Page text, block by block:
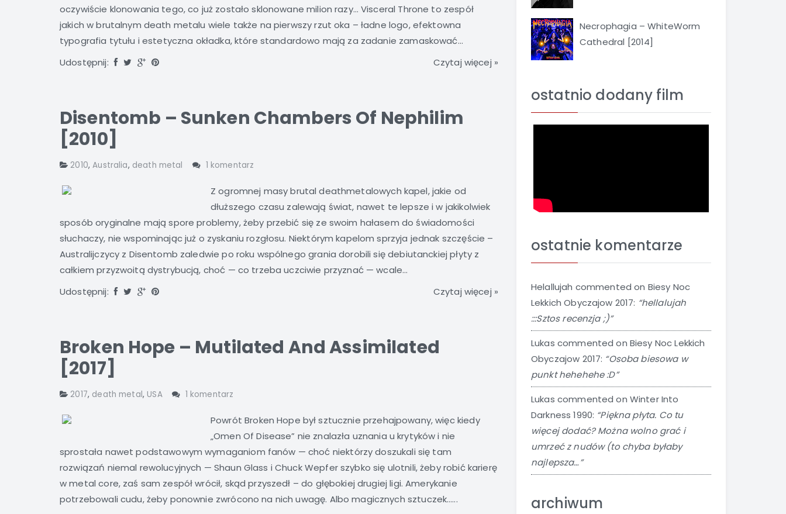
oczywiście klonowania tego, co już zostało sklonowane milion razy… Visceral Throne to zespół
jakich w brutalnym death metalu wiele także na pierwszy rzut oka – ładne logo, efektowna
typografia tytułu i estetyczna okładka, które standardowo mają za zadanie zamaskować...
Udostępnij:
Czytaj więcej »
Disentomb – Sunken Chambers Of Nephilim
[2010]
2010,Australia, death metal 1 komentarz
Z ogromnej masy brutal deathmetalowych kapel, jakie od
dłuższego czasu zalewają świat, nawet te lepsze i w jakikolwiek
sposób oryginalne mają spore problemy, żeby przebić się ze swoim hałasem do świadomości
słuchaczy, nie wspominając już o zyskaniu rozgłosu. Niektórym kapelom sprzyja jednak szczęście –
Australijczycy z Disentomb zaledwie po roku wspólnego grania dorobili się debiutanckiej płyty z
całkiem przyzwoitą dystrybucją, choć — co trzeba uczciwie przyznać — wcale...
Udostępnij:
Czytaj więcej »
Broken Hope – Mutilated And Assimilated
[2017]
2017, death metal, USA 1 komentarz
Powrót Broken Hope był sztucznie przehajpowany, więc kiedy
„Omen Of Disease” nie znalazła uznania u krytyków i nie
sprostała nawet podstawowym wymaganiom fanów — choć niektórzy doszukali się tam
rozwiązań niemal rewolucyjnych — Shaun Glass i Chuck Wepfer szybko się ulotnili, żeby robić karierę
w metal core, zaś sam zespół wrócił, skąd przyszedł – do głębokiej drugiej ligi. Amerykanie
potrzebowali cudu, żeby ponownie zwrócono na nich uwagę. Albo magicznych sztuczek…...
Necrophagia – WhiteWorm
Cathedral [2014]
ostatnio dodany film
ostatnie komentarze
Helallujah commented on Biesy Noc
Lekkich Obyczajow 2017: “hellalujah
:::Sztos recenzja ;)”
Lukas commented on Biesy Noc Lekkich
Obyczajow 2017: “Osoba biesowa w
punkt hehehehe :D”
Lukas commented on Winter Into
Darkness 1990: “Piękna płyta. Co tu
więcej dodać? Można wolno grać i
umrzeć z nudów (to chyba byłaby
najlepsza…”
archiwum